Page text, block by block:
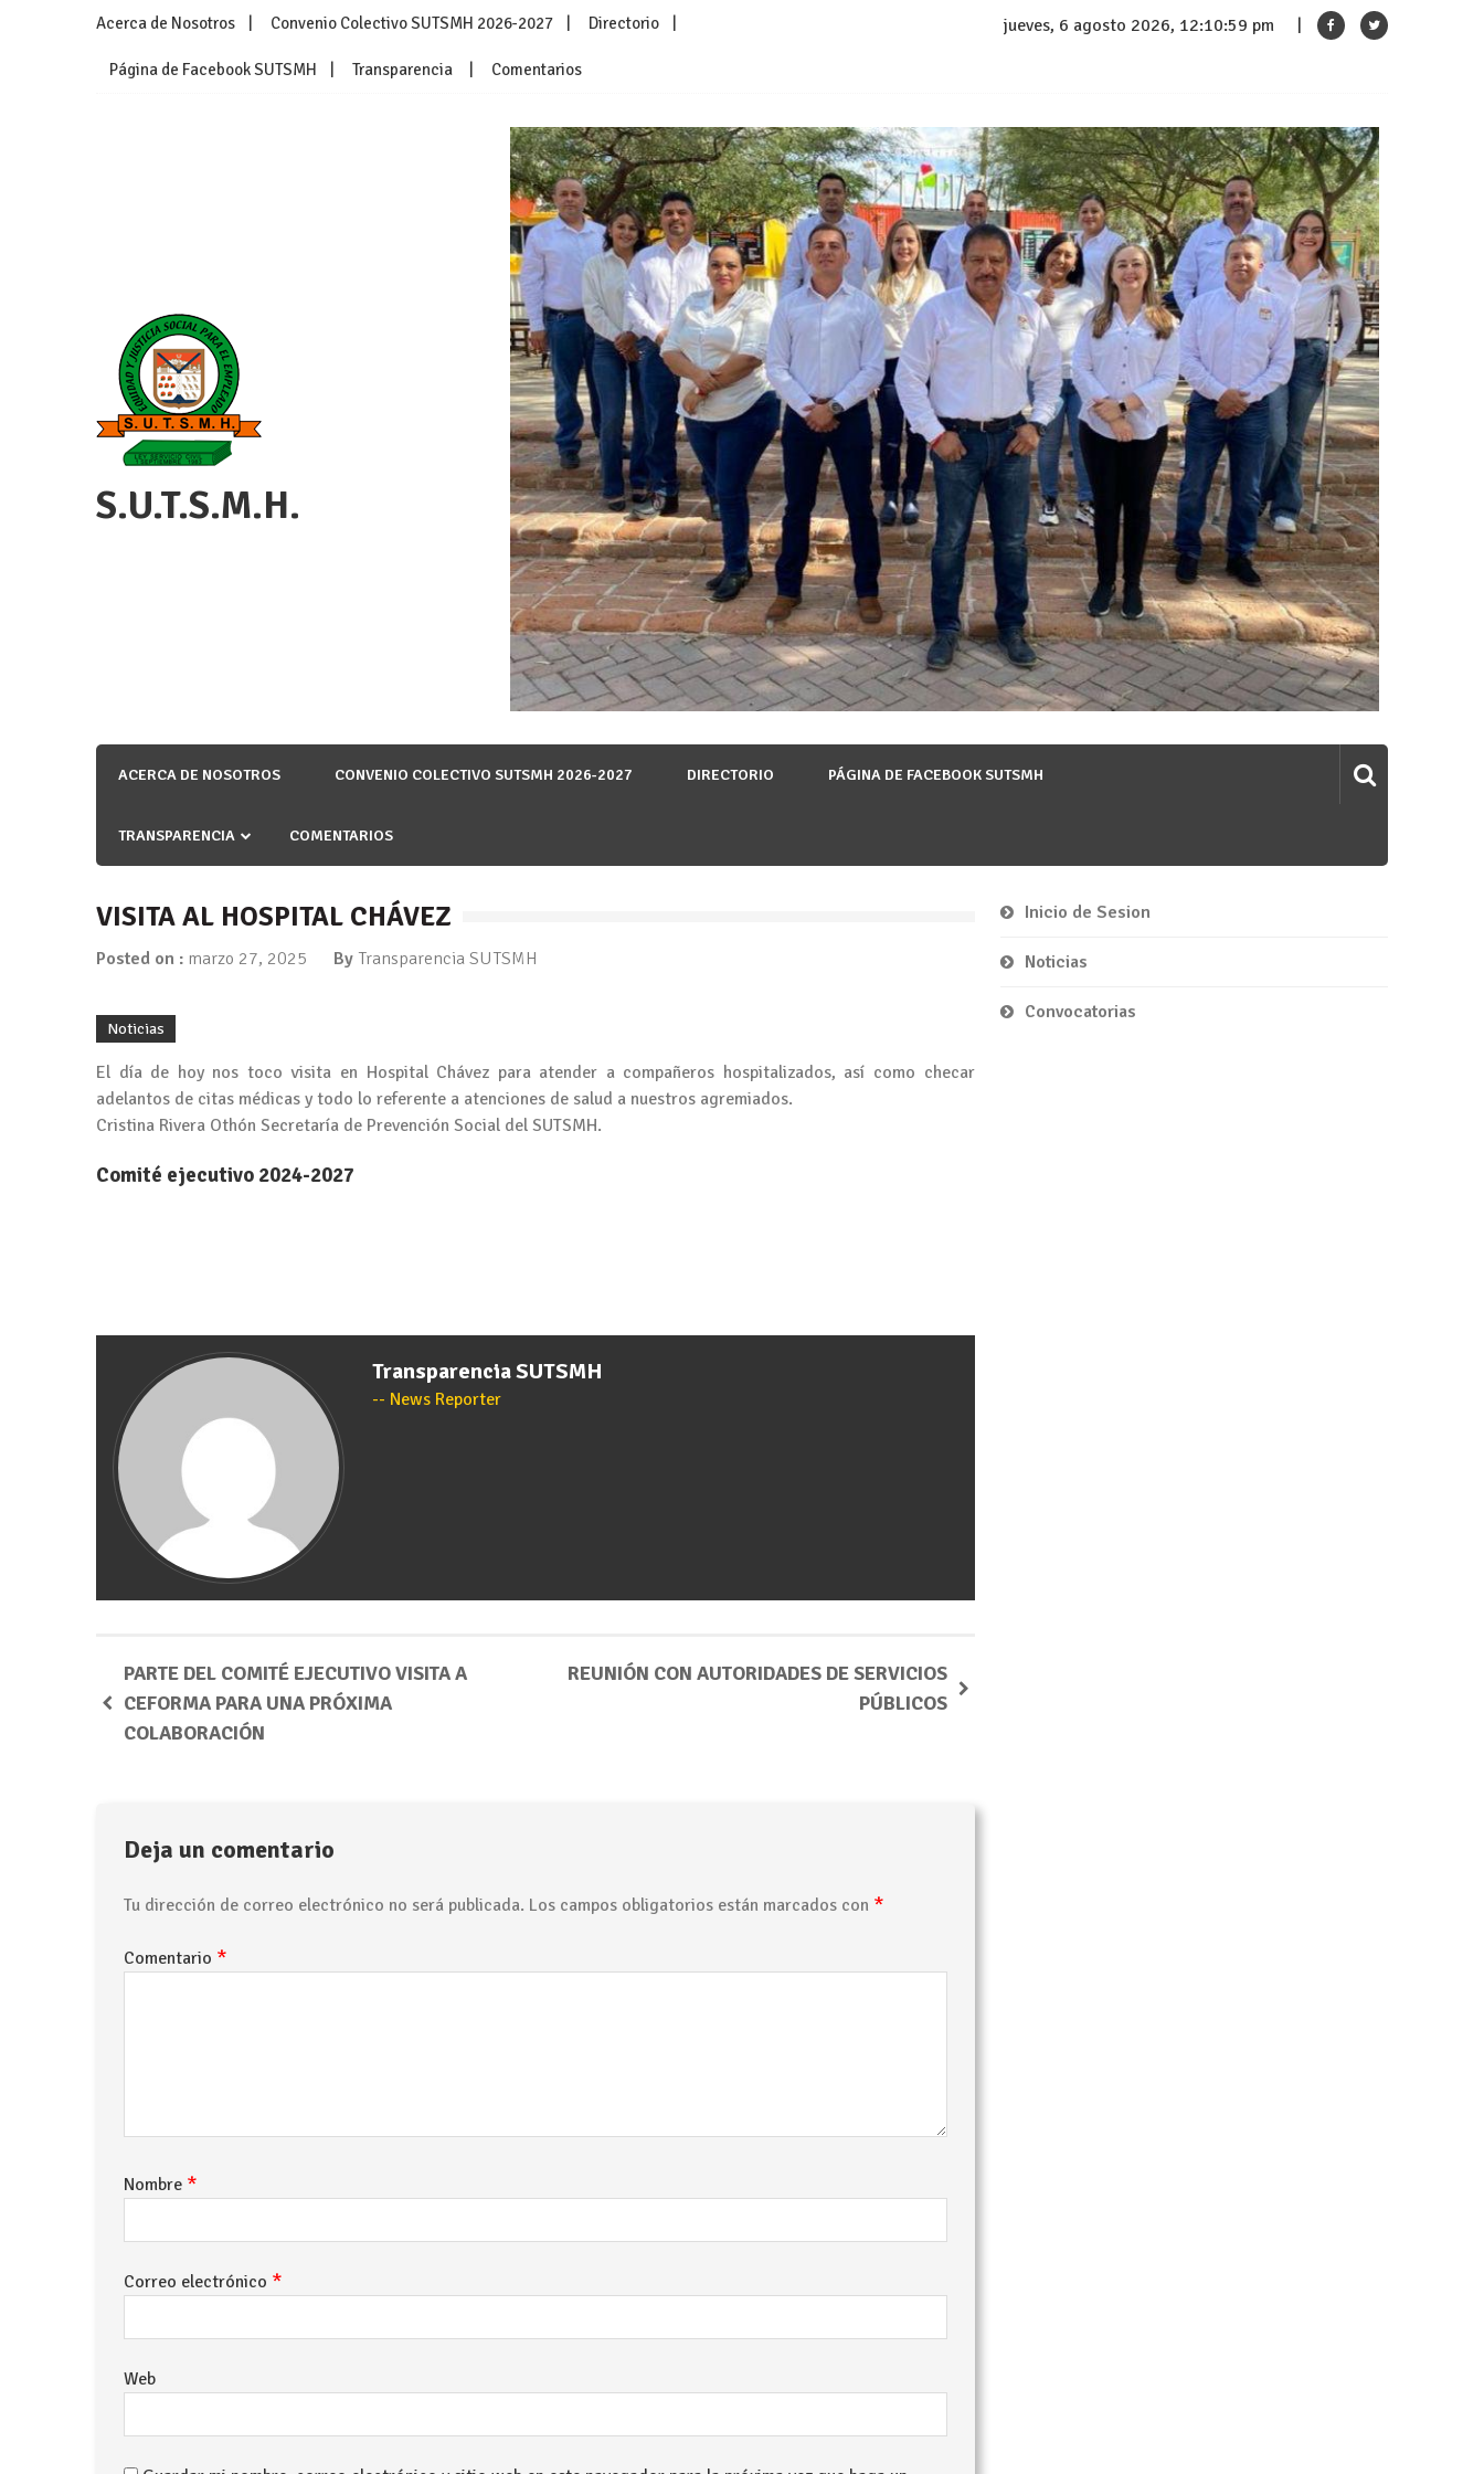
Acerca de Nosotros Convenio Colectivo SUTSMH 2026-2027 Directorio
Página de Facebook SUTSMH Transparencia Comentarios
jueves, 6 agosto 2026, 12:11:00 pm
S.U.T.S.M.H.
ACERCA DE NOSOTROS CONVENIO COLECTIVO SUTSMH 2026-2027 DIRECTORIO PÁGINA DE FACEBOOK SUTSMH
TRANSPARENCIA COMENTARIOS
VISITA AL HOSPITAL CHÁVEZ
Posted on : marzo 27, 2025 By Transparencia SUTSMH
Noticias
El día de hoy nos toco visita en Hospital Chávez para atender a compañeros hospitalizados, así como checar
adelantos de citas médicas y todo lo referente a atenciones de salud a nuestros agremiados.
Cristina Rivera Othón Secretaría de Prevención Social del SUTSMH.
Comité ejecutivo 2024-2027
Transparencia SUTSMH
News Reporter
PARTE DEL COMITÉ EJECUTIVO VISITA A
CEFORMA PARA UNA PRÓXIMA
COLABORACIÓN
REUNIÓN CON AUTORIDADES DE SERVICIOS
PÚBLICOS
Deja un comentario
Tu dirección de correo electrónico no será publicada. Los campos obligatorios están marcados con *
Comentario *
Nombre *
Correo electrónico *
Web
Inicio de Sesion
Noticias
Convocatorias